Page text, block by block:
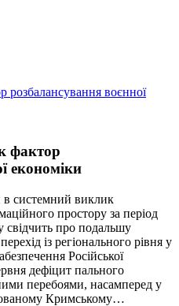
розбалансування воєнної
фактор
економіки
в системний виклик
простору за період
свідчить про подальшу
із регіонального рівня у
Російської
дефіцит пального
перебоями, насамперед у
Кримському…